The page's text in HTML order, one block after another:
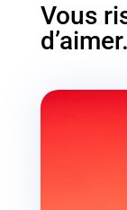
Vous